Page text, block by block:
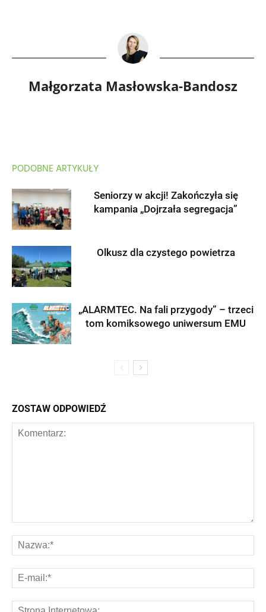
Małgorzata Masłowska-Bandosz
PODOBNE ARTYKUŁY
Seniorzy w akcji! Zakończyła się
kampania „Dojrzała segregacja”
Olkusz dla czystego powietrza
„ALARMTEC. Na fali przygody” – trzeci
tom komiksowego uniwersum EMU
ZOSTAW ODPOWIEDŹ